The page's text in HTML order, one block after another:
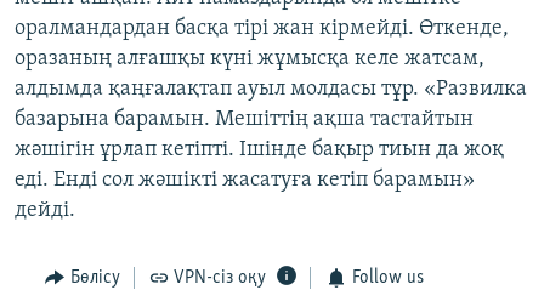
оралмандардан басқа тірі жан кірмейді. Өткенде,
оразаның алғашқы күні жұмысқа келе жатсам,
алдымда қаңғалақтап ауыл молдасы тұр. «Развилка
базарына барамын. Мешіттің ақша тастайтын
жәшігін ұрлап кетіпті. Ішінде бақыр тиын да жоқ
еді. Енді сол жәшікті жасатуға кетіп барамын»
дейді.
Бөлісу VPN-сіз оқу Follow us